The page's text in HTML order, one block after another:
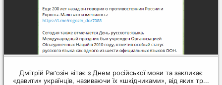
Дмітрій Раґозін вітає з Днем російської мови та закликає
«давити» українців, називаючи їх «шкідниками», від яких тр...